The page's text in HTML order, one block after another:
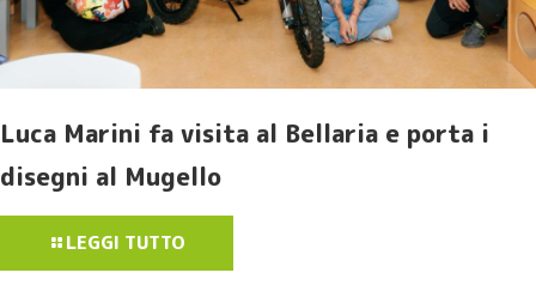
Luca Marini fa visita al Bellaria e porta i
disegni al Mugello
LEGGI TUTTO